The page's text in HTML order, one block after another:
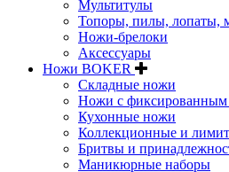
Мультитулы
Топоры, пилы, лопаты,
Ножи-брелоки
Аксессуары
Ножи BOKER
Складные ножи
Ножи с фиксированным
Кухонные ножи
Коллекционные и
Бритвы и
Маникюрные наборы